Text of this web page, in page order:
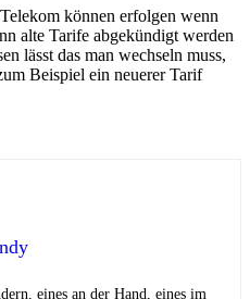
können erfolgen wenn
alte Tarife abgekündigt werden
lässt das man wechseln muss,
Beispiel ein neuerer Tarif
eines an der Hand, eines im